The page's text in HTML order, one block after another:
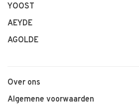
YOOST
AEYDE
AGOLDE
Over ons
Algemene voorwaarden